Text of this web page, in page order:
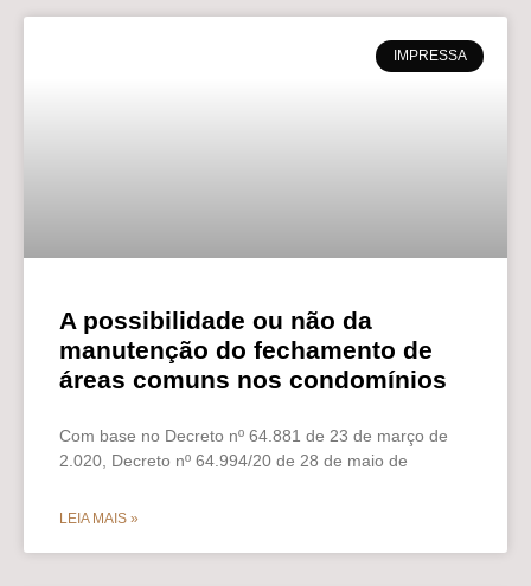
IMPRESSA
A possibilidade ou não da
manutenção do fechamento de
áreas comuns nos condomínios
Com base no Decreto nº 64.881 de 23 de março de
2.020, Decreto nº 64.994/20 de 28 de maio de
LEIA MAIS »